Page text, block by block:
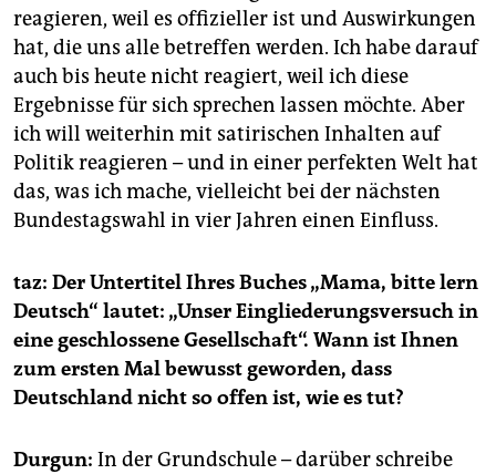
reagieren, weil es offizieller ist und Auswirkungen
hat, die uns alle betreffen werden. Ich habe darauf
auch bis heute nicht reagiert, weil ich diese
Ergebnisse für sich sprechen lassen möchte. Aber
ich will weiterhin mit satirischen Inhalten auf
Politik reagieren – und in einer perfekten Welt hat
das, was ich mache, vielleicht bei der nächsten
Bundestagswahl in vier Jahren einen Einfluss.
taz: Der Untertitel Ihres Buches „Mama, bitte lern
Deutsch“ lautet: „Unser Eingliederungsversuch in
eine geschlossene Gesellschaft“. Wann ist Ihnen
zum ersten Mal bewusst geworden, dass
Deutschland nicht so offen ist, wie es tut?
Durgun: In der Grundschule – darüber schreibe